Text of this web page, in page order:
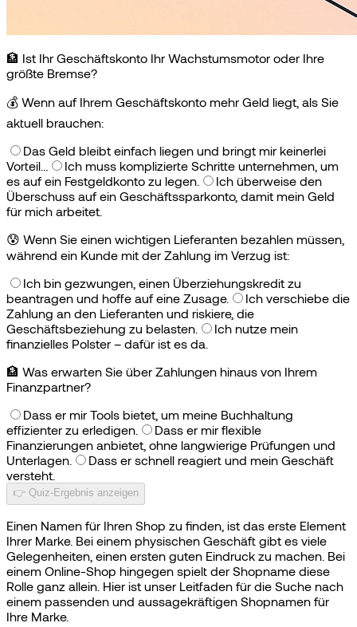
🏦 Ist Ihr Geschäftskonto Ihr Wachstumsmotor oder Ihre
größte Bremse?
💰 Wenn auf Ihrem Geschäftskonto mehr Geld liegt, als Sie
aktuell brauchen:
Das Geld bleibt einfach liegen und bringt mir keinerlei
Vorteil…
Ich muss komplizierte Schritte unternehmen, um
es auf ein Festgeldkonto zu legen.
Ich überweise den
Überschuss auf ein Geschäftssparkonto, damit mein Geld
für mich arbeitet.
😰 Wenn Sie einen wichtigen Lieferanten bezahlen müssen,
während ein Kunde mit der Zahlung im Verzug ist:
Ich bin gezwungen, einen Überziehungskredit zu
beantragen und hoffe auf eine Zusage.
Ich verschiebe die
Zahlung an den Lieferanten und riskiere, die
Geschäftsbeziehung zu belasten.
Ich nutze mein
finanzielles Polster – dafür ist es da.
🏦 Was erwarten Sie über Zahlungen hinaus von Ihrem
Finanzpartner?
Dass er mir Tools bietet, um meine Buchhaltung
effizienter zu erledigen.
Dass er mir flexible
Finanzierungen anbietet, ohne langwierige Prüfungen und
Unterlagen.
Dass er schnell reagiert und mein Geschäft
versteht.
👉 Quiz-Ergebnis anzeigen
Einen Namen für Ihren Shop zu finden, ist das erste Element
Ihrer Marke. Bei einem physischen Geschäft gibt es viele
Gelegenheiten, einen ersten guten Eindruck zu machen. Bei
einem Online-Shop hingegen spielt der Shopname diese
Rolle ganz allein. Hier ist unser Leitfaden für die Suche nach
einem passenden und aussagekräftigen Shopnamen für
Ihre Marke.